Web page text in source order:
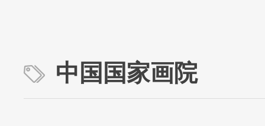
中国国家画院